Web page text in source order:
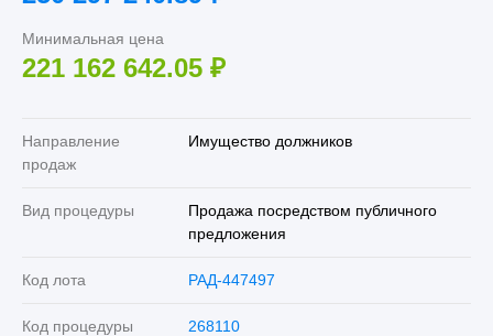
Минимальная цена
221 162 642.05 ₽
Направление
продаж
Имущество должников
Вид процедуры
Продажа посредством публичного
предложения
Код лота РАД-447497
Код процедуры 268110